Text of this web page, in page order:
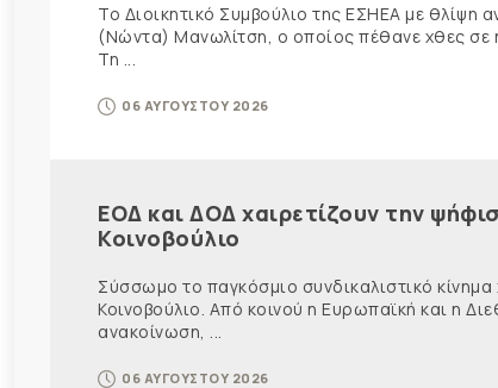
Το Διοικητικό Συμβούλιο της ΕΣΗΕΑ με θλίψη
(Νώντα) Μανωλίτση, ο οποίος πέθανε χθες σε
Τη ...
06 ΑΥΓΟΥΣΤΟΥ 2026
ΕΟΔ και ΔΟΔ χαιρετίζουν την
Κοινοβούλιο
Σύσσωμο το παγκόσμιο συνδικαλιστικό κίνημα
Κοινοβούλιο. Από κοινού η Ευρωπαϊκή και η
ανακοίνωση, ...
06 ΑΥΓΟΥΣΤΟΥ 2026